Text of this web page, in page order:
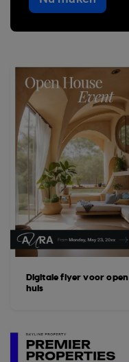
Digitale flyer voor open
huis